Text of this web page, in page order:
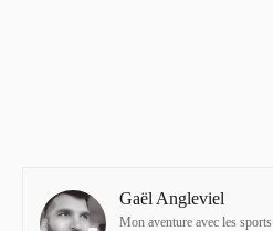
Gaël Angleviel
Mon aventure avec les